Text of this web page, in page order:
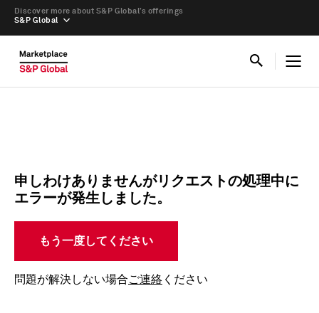
S&P Global
Discover more about S&P Global’s offerings
申しわけありませんがリクエストの処理中に
エラーが発生しました。
もう一度してください
問題が解決しない場合ご連絡 ください